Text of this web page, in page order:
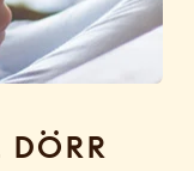
dörr